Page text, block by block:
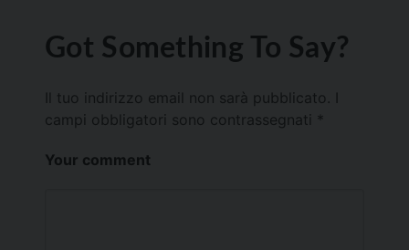
Got Something To Say?
Il tuo indirizzo email non sarà pubblicato.
campi obbligatori sono contrassegnati *
Your comment